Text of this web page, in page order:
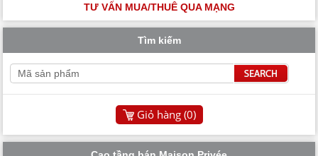
TƯ VẤN MUA/THUÊ QUA MẠNG
Tìm kiếm
Giỏ hàng (0)